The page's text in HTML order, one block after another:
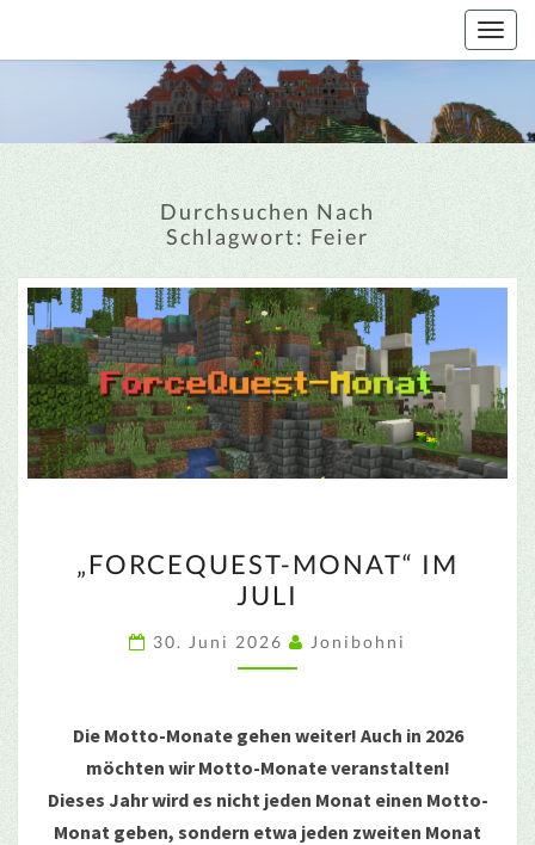
Durchsuchen Nach
Schlagwort: Feier
MONAT“
IM
JULI
„FORCEQUEST-MONAT“ IM
JULI
30. Juni 2026 Jonibohni
Die Motto-Monate gehen weiter! Auch in 2026
möchten wir Motto-Monate veranstalten!
Dieses Jahr wird es nicht jeden Monat einen Motto-
Monat geben, sondern etwa jeden zweiten Monat